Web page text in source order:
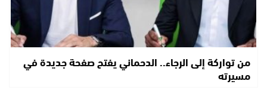
من تواركة إلى الرجاء.. الدحماني يفتح صفحة جديدة في
مسيرته